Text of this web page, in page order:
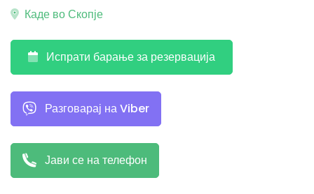
Каде во Скопје
Испрати барање за резервација
Разговарај на Viber
Јави се на телефон